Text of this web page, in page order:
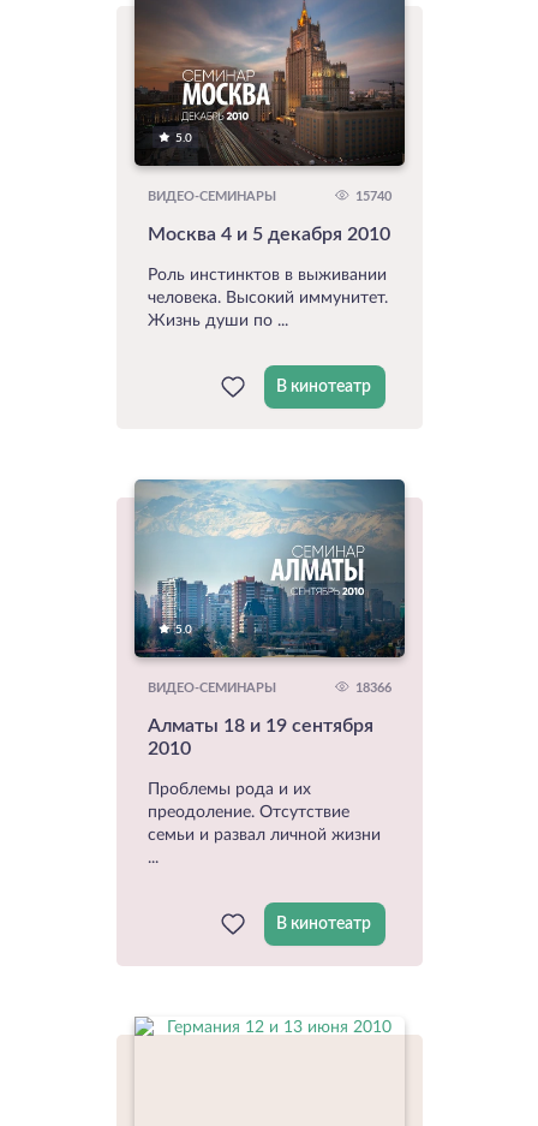
5.0
ВИДЕО-СЕМИНАРЫ 15740
Москва 4 и 5 декабря 2010
Роль инстинктов в выживании
человека. Высокий иммунитет.
Жизнь души по ...
В кинотеатр
5.0
ВИДЕО-СЕМИНАРЫ 18366
Алматы 18 и 19 сентября
2010
Проблемы рода и их
преодоление. Отсутствие
семьи и развал личной жизни
...
В кинотеатр